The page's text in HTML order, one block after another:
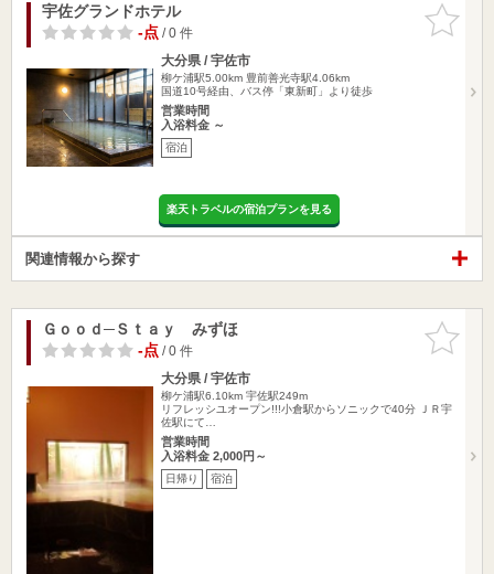
お気に入
りに追加
宇佐グランドホテル
-点/ 0 件
大分県 / 宇佐市
柳ケ浦駅5.00km 豊前善光寺駅4.06km
国道10号経由、バス停「東新町」より徒歩
営業時間
入浴料金 ～
宿泊
楽天トラベルの宿泊プランを見る
関連情報から探す
お気に入
りに追加
Ｇｏｏｄ─Ｓｔａｙ みずほ
-点/ 0 件
大分県 / 宇佐市
柳ケ浦駅6.10km 宇佐駅249m
リフレッシユオープン!!!小倉駅からソニックで40分 ＪＲ宇
佐駅にて…
営業時間
入浴料金 2,000円～
日帰り 宿泊